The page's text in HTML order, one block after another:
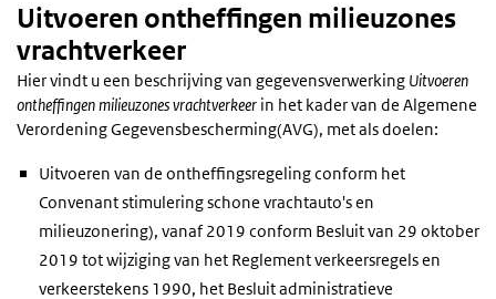
Uitvoeren ontheffingen milieuzones
vrachtverkeer
Hier vindt u een beschrijving van gegevensverwerking Uitvoeren
ontheffingen milieuzones vrachtverkeer in het kader van de Algemene
Verordening Gegevensbescherming(AVG), met als doelen:
Uitvoeren van de ontheffingsregeling conform het
Convenant stimulering schone vrachtauto's en
milieuzonering), vanaf 2019 conform Besluit van 29 oktober
2019 tot wijziging van het Reglement verkeersregels en
verkeerstekens 1990, het Besluit administratieve